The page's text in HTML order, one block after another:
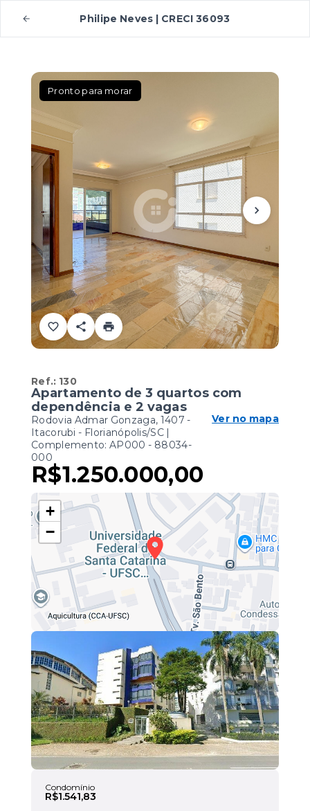
Philipe Neves | CRECI 36093
Pronto para morar
Ref.: 130
Apartamento de 3 quartos com
dependência e 2 vagas
Rodovia Admar Gonzaga, 1407 -
Itacorubi - Florianópolis/SC |
Complemento: AP000 - 88034-
000
Ver no mapa
R$1.250.000,00
+
−
Leaflet
Condomínio
R$1.541,83